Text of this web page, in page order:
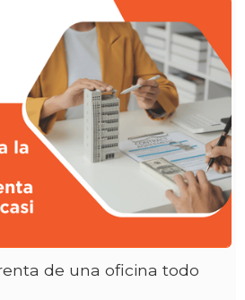
de una oficina todo